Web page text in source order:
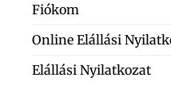
Fiókom
Online Elállási
Elállási Nyilatkozat